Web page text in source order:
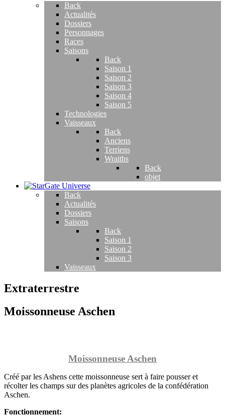
Back
Actualités
Dossiers
Personnages
Races
Saisons
Back
Saison 1
Saison 2
Saison 3
Saison 4
Saison 5
Technologies
Vaisseaux
Back
Anciens
Terriens
Wraiths
Back
objet
Back
Actualités
Dossiers
Saisons
Back
Saison 1
Saison 2
Saison 3
Vaisseaux
Extraterrestre
Moissonneuse Aschen
Moissonneuse Aschen
Créé par les Ashens cette moissonneuse sert à faire pousser et
récolter les champs sur des planètes agricoles de la confédération
Aschen.
Fonctionnement: